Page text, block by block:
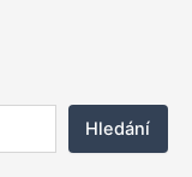
Hledání